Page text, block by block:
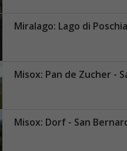
Miralago: Lago di Poschiavo -
Misox: Pan de Zucher - San
Misox: Dorf - San Bernardino